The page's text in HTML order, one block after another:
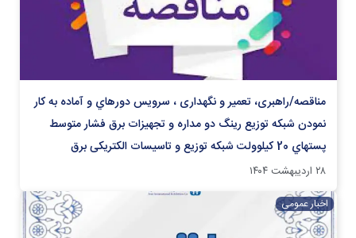
مناقصه/راهبری، تعمیر و نگهداری ، سرويس دوره‏اي و آماده به کار
نمودن شبکه توزیع رينگ دو مداره و تجهيزات برق فشار متوسط
پستهاي 20 كيلوولت شبکه توزیع و تاسیسات الکتریکی برق
۲۸ اردیبهشت ۱۴۰۴
اخبار عمومی